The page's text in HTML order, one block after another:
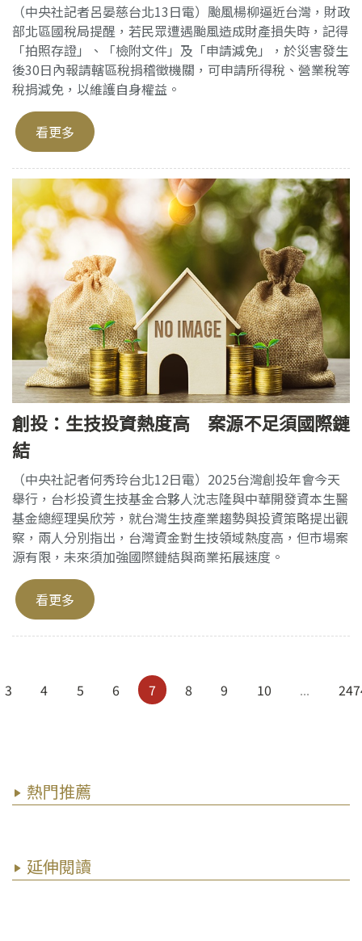
（中央社記者呂晏慈台北13日電）颱風楊柳逼近台灣，財政
部北區國稅局提醒，若民眾遭遇颱風造成財產損失時，記得
「拍照存證」、「檢附文件」及「申請減免」，於災害發生
後30日內報請轄區稅捐稽徵機關，可申請所得稅、營業稅等
稅捐減免，以維護自身權益。
看更多
創投：生技投資熱度高 案源不足須國際鏈
結
（中央社記者何秀玲台北12日電）2025台灣創投年會今天
舉行，台杉投資生技基金合夥人沈志隆與中華開發資本生醫
基金總經理吳欣芳，就台灣生技產業趨勢與投資策略提出觀
察，兩人分別指出，台灣資金對生技領域熱度高，但市場案
源有限，未來須加強國際鏈結與商業拓展速度。
看更多
3 4 5 6 7 8 9 10 ...
熱門推薦
延伸閱讀